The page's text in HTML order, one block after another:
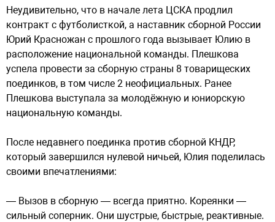
Неудивительно, что в начале лета ЦСКА продлил
контракт с футболисткой, а наставник сборной России
Юрий Красножан с прошлого года вызывает Юлию в
расположение национальной команды. Плешкова
успела провести за сборную страны 8 товарищеских
поединков, в том числе 2 неофициальных. Ранее
Плешкова выступала за молодёжную и юниорскую
национальную команды.
После недавнего поединка против сборной КНДР,
который завершился нулевой ничьей, Юлия поделилась
своими впечатлениями:
— Вызов в сборную — всегда приятно. Кореянки —
сильный соперник. Они шустрые, быстрые, реактивные.